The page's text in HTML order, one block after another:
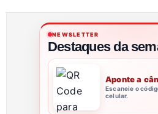
NEWSLETTER
Destaques da
Aponte a
Escaneie o
celular.